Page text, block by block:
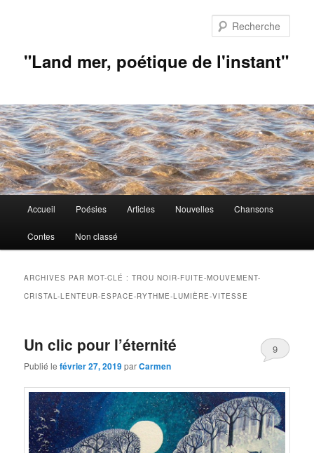
"Land mer, poétique de l'instant"
principal
Accueil Poésies Articles Nouvelles Chansons
Contes Non classé
ARCHIVES PAR MOT-CLÉ :TROU NOIR-FUITE-MOUVEMENT-
CRISTAL-LENTEUR-ESPACE-RYTHME-LUMIÈRE-VITESSE
Un clic pour l’éternité
Publié lefévrier 27, 2019parCarmen
9